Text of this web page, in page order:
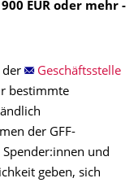
900 EUR oder mehr -
der
Geschäftsstelle
bestimmte
der GFF-
und
geben, sich